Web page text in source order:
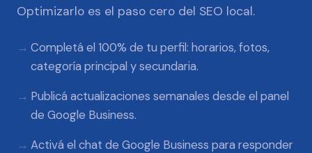
Optimizarlo es el paso cero del SEO local.
Completá el 100% de tu perfil: horarios, fotos,
categoría principal y secundaria.
Publicá actualizaciones semanales desde el panel
de Google Business.
Activá el chat de Google Business para responder